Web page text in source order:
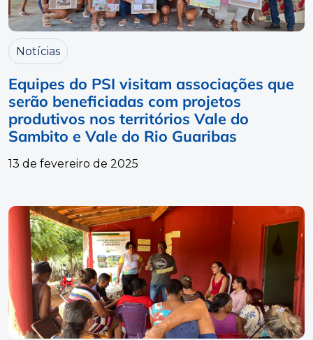
Notícias
Equipes do PSI visitam associações que
serão beneficiadas com projetos
produtivos nos territórios Vale do
Sambito e Vale do Rio Guaribas
13 de fevereiro de 2025